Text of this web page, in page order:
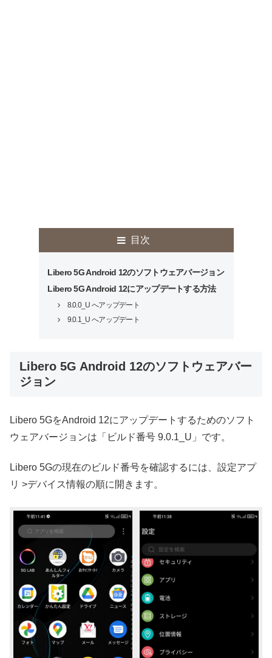
目次
Libero 5G Android 12のソフトウェアバージョン
Libero 5G Android 12にアップデートする方法
8.0.0_U へアップデート
9.0.1_U へアップデート
Libero 5G Android 12のソフトウェアバー
ジョン
Libero 5GをAndroid 12にアップデートするためのソフト
ウェアバージョンは「ビルド番号 9.0.1_U」です。
Libero 5Gの現在のビルド番号を確認するには、設定アプ
リ >デバイス情報の順に開きます。